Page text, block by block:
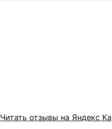
Читать отзывы на Яндекс